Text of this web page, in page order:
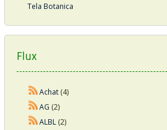
Tela Botanica
Flux
Achat(4)
AG (2)
ALBL(2)